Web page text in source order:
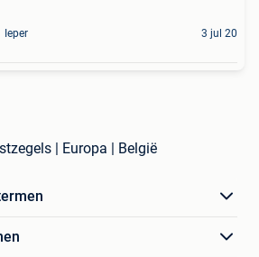
Ieper 3 jul 20
| Europa | België